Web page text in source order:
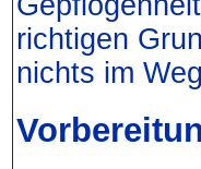
richtigen
nichts im